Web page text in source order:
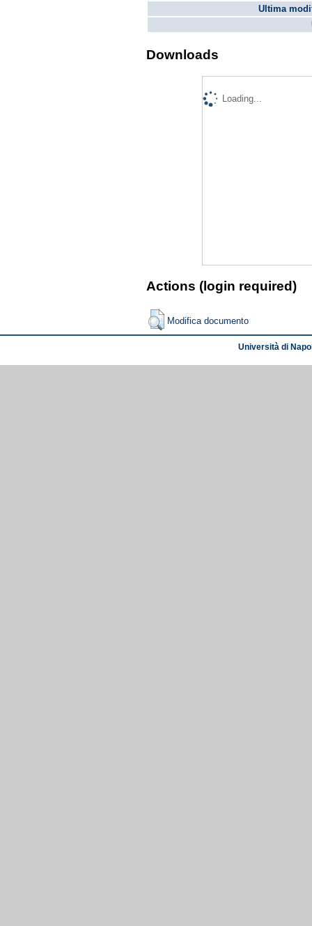
Ultima
Downloads
Loading...
Actions (login required)
Modifica documento
Università di